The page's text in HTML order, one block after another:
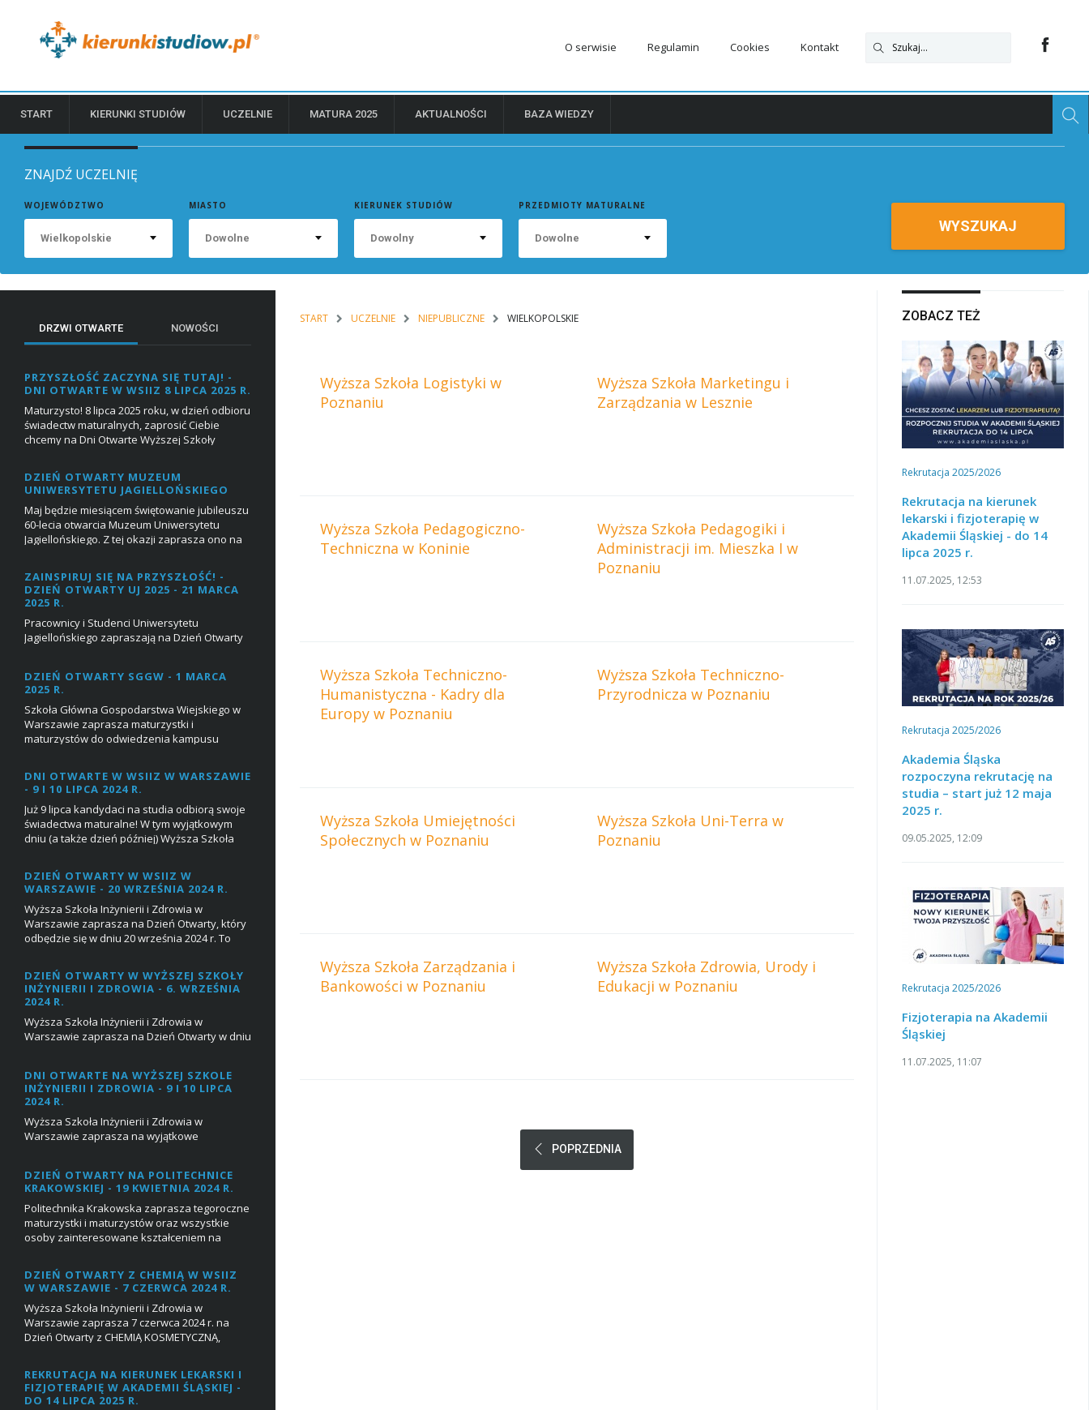
O serwisie Regulamin Cookies Kontakt
START KIERUNKI STUDIÓW UCZELNIE MATURA 2025 AKTUALNOŚCI BAZA WIEDZY
ZNAJDŹ UCZELNIĘ
WOJEWÓDZTWO
Wielkopolskie
MIASTO
Dowolne
KIERUNEK STUDIÓW
Dowolny
PRZEDMIOTY MATURALNE
Dowolne
WYSZUKAJ
DRZWI OTWARTE NOWOŚCI
PRZYSZŁOŚĆ ZACZYNA SIĘ TUTAJ! -
DNI OTWARTE W WSIIZ 8 LIPCA 2025 R.
Maturzysto! 8 lipca 2025 roku, w dzień odbioru
świadectw maturalnych, zaprosić Ciebie
chcemy na Dni Otwarte Wyższej Szkoły
DZIEŃ OTWARTY MUZEUM
UNIWERSYTETU JAGIELLOŃSKIEGO
Maj będzie miesiącem świętowanie jubileuszu
60-lecia otwarcia Muzeum Uniwersytetu
Jagiellońskiego. Z tej okazji zaprasza ono na
ZAINSPIRUJ SIĘ NA PRZYSZŁOŚĆ! -
DZIEŃ OTWARTY UJ 2025 - 21 MARCA
2025 R.
Pracownicy i Studenci Uniwersytetu
Jagiellońskiego zapraszają na Dzień Otwarty
Jagiellońskim?&n...
DZIEŃ OTWARTY SGGW - 1 MARCA
2025 R.
Szkoła Główna Gospodarstwa Wiejskiego w
Warszawie zaprasza maturzystki i
maturzystów do odwiedzenia kampusu
DNI OTWARTE W WSIIZ W WARSZAWIE
- 9 I 10 LIPCA 2024 R.
Już 9 lipca kandydaci na studia odbiorą swoje
świadectwa maturalne! W tym wyjątkowym
dniu (a także dzień później) Wyższa Szkoła
zaprosi...
DZIEŃ OTWARTY W WSIIZ W
WARSZAWIE - 20 WRZEŚNIA 2024 R.
Wyższa Szkoła Inżynierii i Zdrowia w
Warszawie zaprasza na Dzień Otwarty, który
odbędzie się w dniu 20 września 2024 r. To
uczelni, por...
DZIEŃ OTWARTY W WYŻSZEJ SZKOŁY
INŻYNIERII I ZDROWIA - 6. WRZEŚNIA
2024 R.
Wyższa Szkoła Inżynierii i Zdrowia w
Warszawie zaprasza na Dzień Otwarty w dniu
Prezenta...
DNI OTWARTE NA WYŻSZEJ SZKOLE
INŻYNIERII I ZDROWIA - 9 I 10 LIPCA
2024 R.
Wyższa Szkoła Inżynierii i Zdrowia w
Warszawie zaprasza na wyjątkowe
odbędzie się Dzień O...
DZIEŃ OTWARTY NA POLITECHNICE
KRAKOWSKIEJ - 19 KWIETNIA 2024 R.
Politechnika Krakowska zaprasza tegoroczne
maturzystki i maturzystów oraz wszystkie
osoby zainteresowane kształceniem na
odbędzie...
DZIEŃ OTWARTY Z CHEMIĄ W WSIIZ
W WARSZAWIE - 7 CZERWCA 2024 R.
Wyższa Szkoła Inżynierii i Zdrowia w
Warszawie zaprasza 7 czerwca 2024 r. na
Dzień Otwarty z CHEMIĄ KOSMETYCZNĄ,
REKRUTACJA NA KIERUNEK LEKARSKI I
FIZJOTERAPIĘ W AKADEMII ŚLĄSKIEJ -
DO 14 LIPCA 2025 R.
ZOBACZ TEŻ
Rekrutacja 2025/2026
Rekrutacja na kierunek
lekarski i fizjoterapię w
Akademii Śląskiej - do 14
lipca 2025 r.
11.07.2025, 12:53
Rekrutacja 2025/2026
Akademia Śląska
rozpoczyna rekrutację na
studia – start już 12 maja
2025 r.
09.05.2025, 12:09
Rekrutacja 2025/2026
Fizjoterapia na Akademii
Śląskiej
11.07.2025, 11:07
START UCZELNIE NIEPUBLICZNE WIELKOPOLSKIE
Wyższa Szkoła Logistyki w
Poznaniu
Wyższa Szkoła Marketingu i
Zarządzania w Lesznie
Wyższa Szkoła Pedagogiczno-
Techniczna w Koninie
Wyższa Szkoła Pedagogiki i
Administracji im. Mieszka I w
Poznaniu
Wyższa Szkoła Techniczno-
Humanistyczna - Kadry dla
Europy w Poznaniu
Wyższa Szkoła Techniczno-
Przyrodnicza w Poznaniu
Wyższa Szkoła Umiejętności
Społecznych w Poznaniu
Wyższa Szkoła Uni-Terra w
Poznaniu
Wyższa Szkoła Zarządzania i
Bankowości w Poznaniu
Wyższa Szkoła Zdrowia, Urody i
Edukacji w Poznaniu
POPRZEDNIA